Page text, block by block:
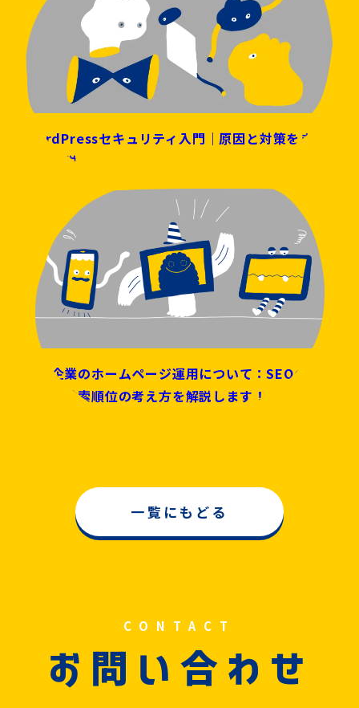
WordPressセキュリティ入門｜原因と対策をまと
めて解説
中小企業のホームページ運用について：SEOの取り
組みと検索順位の考え方を解説します！
一覧にもどる
CONTACT
お 問 い 合 わせ